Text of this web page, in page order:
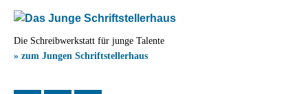
Die Schreibwerkstatt für junge Talente
» zum Jungen Schriftstellerhaus